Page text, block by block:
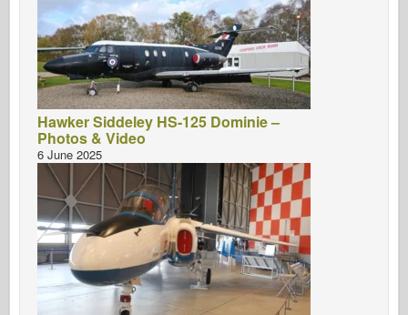
Hawker Siddeley HS-125 Dominie –
Photos & Video
6 June 2025